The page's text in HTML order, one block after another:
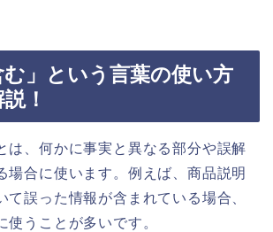
む」という言葉の使い方
！
は、何かに事実と異なる部分や誤解
場合に使います。例えば、商品説明
て誤った情報が含まれている場合、
使うことが多いです。